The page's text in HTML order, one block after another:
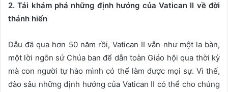
2. Tái khám phá những định hướng của Vatican II về đời
thánh hiến
Dẫu đã qua hơn 50 năm rồi, Vatican II vẫn như một la bàn,
một lời ngôn sứ Chúa ban để dẫn toàn Giáo hội qua thời kỳ
mà con người tự hào mình có thể làm được mọi sự. Vì thế,
đào sâu những định hướng của Vatican II có thể cho chúng